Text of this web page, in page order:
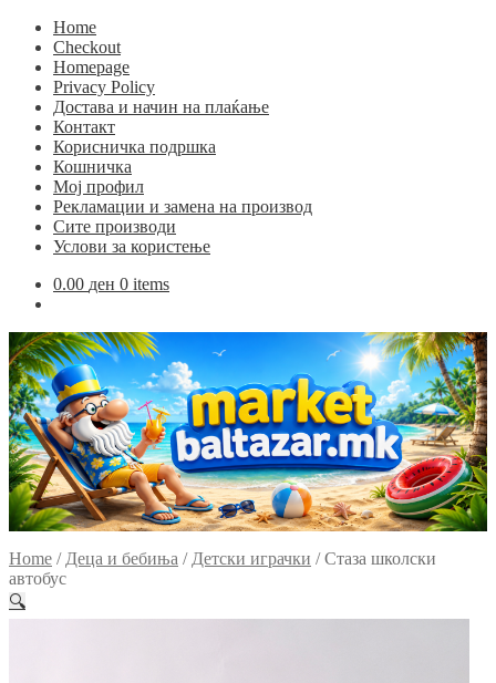
Home
Checkout
Homepage
Privacy Policy
Достава и начин на плаќање
Контакт
Корисничка подршка
Кошничка
Мој профил
Рекламации и замена на производ
Сите производи
Услови за користење
0.00 ден 0 items
Home / Деца и бебиња / Детски играчки /Стаза школски
автобус
🔍